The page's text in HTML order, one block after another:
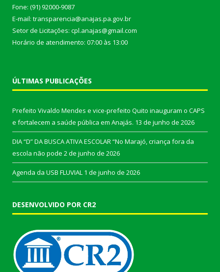
Fone: (91) 92000-9087
E-mail: transparencia@anajas.pa.gov.br
Setor de Licitações: cpl.anajas@gmail.com
Horário de atendimento: 07:00 às 13:00
ÚLTIMAS PUBLICAÇÕES
Prefeito Vivaldo Mendes e vice-prefeito Quito inauguram o CAPS
e fortalecem a saúde pública em Anajás. 13 de junho de 2026
DIA “D” DA BUSCA ATIVA ESCOLAR “No Marajó, criança fora da
escola não pode 2 de junho de 2026
Agenda da USB FLUVIAL 1 de junho de 2026
DESENVOLVIDO POR CR2